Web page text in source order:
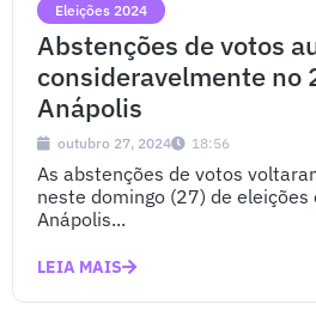
Eleições 2024
Abstenções de votos
consideravelmente no
Anápolis
outubro 27, 2024 18:56
As abstenções de votos
neste domingo (27) de eleições
Anápolis...
LEIA MAIS